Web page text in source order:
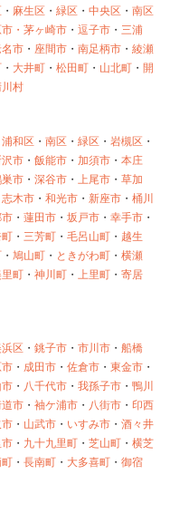
・ 麻生区 ・ 緑区 ・ 中央区 ・ 南区
・ 茅ヶ崎市 ・ 逗子市 ・ 三浦
市 ・ 座間市 ・ 南足柄市 ・ 綾瀬
・ 大井町 ・ 松田町 ・ 山北町 ・ 開
村
浦和区 ・ 南区 ・ 緑区 ・ 岩槻区 ・
沢市 ・ 飯能市 ・ 加須市 ・ 本庄
市 ・ 深谷市 ・ 上尾市 ・ 草加
志木市 ・ 和光市 ・ 新座市 ・ 桶川
・ 蓮田市 ・ 坂戸市 ・ 幸手市 ・
・ 三芳町 ・ 毛呂山町 ・ 越生
・ 鳩山町 ・ ときがわ町 ・ 横瀬
町 ・ 神川町 ・ 上里町 ・ 寄居
区 ・ 銚子市 ・ 市川市 ・ 船橋
市 ・ 成田市 ・ 佐倉市 ・ 東金市 ・
・ 八千代市 ・ 我孫子市 ・ 鴨川
道市 ・ 袖ケ浦市 ・ 八街市 ・ 印西
・ 山武市 ・ いすみ市 ・ 酒々井
市 ・ 九十九里町 ・ 芝山町 ・ 横芝
・ 長南町 ・ 大多喜町 ・ 御宿